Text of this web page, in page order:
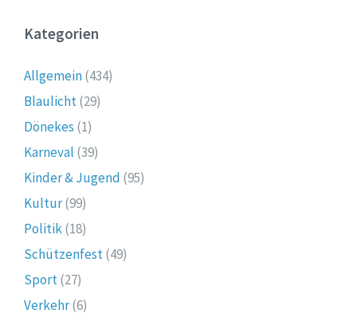
Kategorien
Allgemein(434)
Blaulicht(29)
Dönekes (1)
Karneval (39)
Kinder & Jugend (95)
Kultur(99)
Politik(18)
Schützenfest(49)
Sport(27)
Verkehr(6)